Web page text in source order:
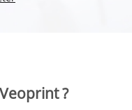
?